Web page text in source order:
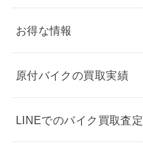
お得な情報
原付バイクの買取実績
LINEでのバイク買取査定